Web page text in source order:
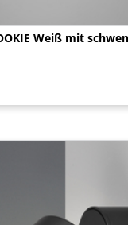
Weiß mit